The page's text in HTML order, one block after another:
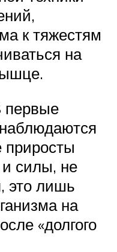
к тяжестям
на
первые
приросты
силы, не
это лишь
на
«долгого